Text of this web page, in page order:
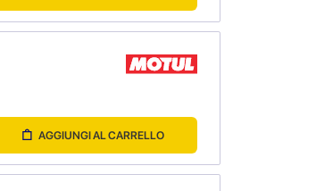
AGGIUNGI AL CARRELLO